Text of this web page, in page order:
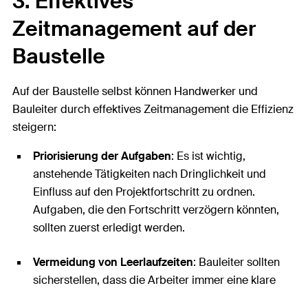
Zeitmanagement auf der
Baustelle
Auf der Baustelle selbst können Handwerker und
Bauleiter durch effektives Zeitmanagement die Effizienz
steigern:
Priorisierung der Aufgaben: Es ist wichtig,
anstehende Tätigkeiten nach Dringlichkeit und
Einfluss auf den Projektfortschritt zu ordnen.
Aufgaben, die den Fortschritt verzögern könnten,
sollten zuerst erledigt werden.
Vermeidung von Leerlaufzeiten: Bauleiter sollten
sicherstellen, dass die Arbeiter immer eine klare